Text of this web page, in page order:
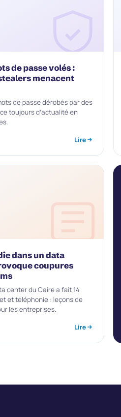
de passe volés :
menacent
de passe dérobés par des
toujours d’actualité en
Lire
dans un data
coupures
center du Caire a fait 14
et téléphonie : leçons de
les entreprises.
Lire